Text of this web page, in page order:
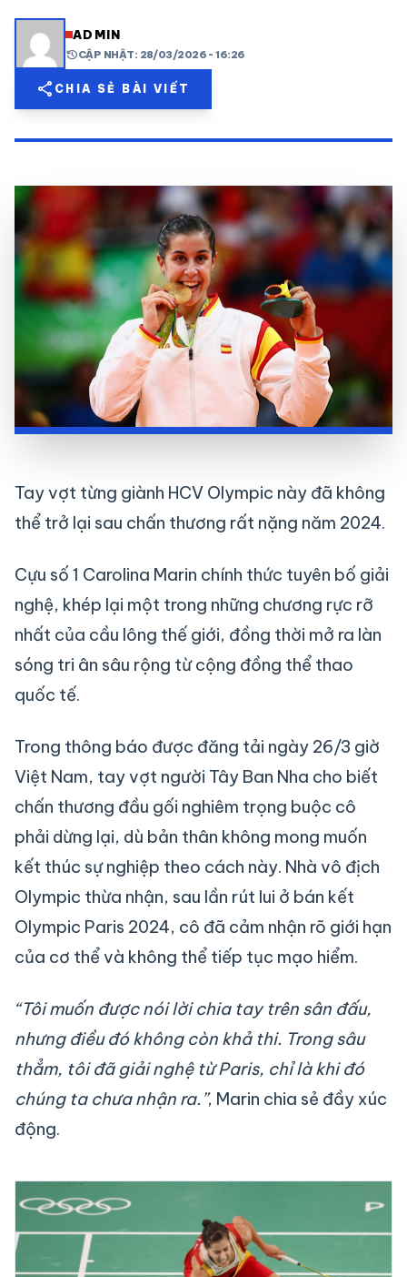
share mailADMIN
historyCẬP NHẬT: 28/03/2026 - 16:26
share CHIA SẺ BÀI VIẾT
Tay vợt từng giành HCV Olympic này đã không
thể trở lại sau chấn thương rất nặng năm 2024.
Cựu số 1 Carolina Marin chính thức tuyên bố giải
nghệ, khép lại một trong những chương rực rỡ
nhất của cầu lông thế giới, đồng thời mở ra làn
sóng tri ân sâu rộng từ cộng đồng thể thao
quốc tế.
Trong thông báo được đăng tải ngày 26/3 giờ
Việt Nam, tay vợt người Tây Ban Nha cho biết
chấn thương đầu gối nghiêm trọng buộc cô
phải dừng lại, dù bản thân không mong muốn
kết thúc sự nghiệp theo cách này. Nhà vô địch
Olympic thừa nhận, sau lần rút lui ở bán kết
Olympic Paris 2024, cô đã cảm nhận rõ giới hạn
của cơ thể và không thể tiếp tục mạo hiểm.
“Tôi muốn được nói lời chia tay trên sân đấu,
nhưng điều đó không còn khả thi. Trong sâu
thẳm, tôi đã giải nghệ từ Paris, chỉ là khi đó
chúng ta chưa nhận ra.”, Marin chia sẻ đầy xúc
động.